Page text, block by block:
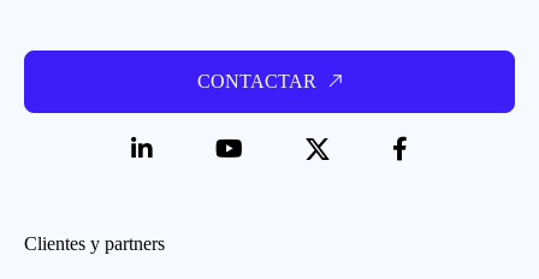
CONTACTAR
Clientes y partners